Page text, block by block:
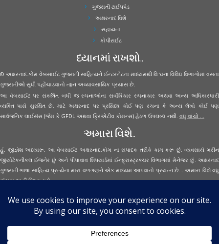
ગુજરાતી ટાઈપપેડ
અક્ષરનાદ વિશે
સહાયતા
કોપીરાઈટ
ધ્યાનમાં રાખશો..
© અક્ષરનાદ.કોમ વેબસાઈટ ગુજરાતી સાહિત્યને ઈન્ટરનેટના માધ્યમથી વિશ્વના વિવિધ વિભાગોમાં વસતા
ગુજરાતીઓ સુધી પહોંચાડવાનો તદ્દન અવ્યાવસાયિક પ્રયાસ છે.
આ વેબસાઈટ પર સંકલિત બધી જ રચનાઓના સર્વાધિકાર રચનાકાર અથવા અન્ય અધિકારધારી
વ્યક્તિ પાસે સુરક્ષિત છે. માટે અક્ષરનાદ પર પ્રસિધ્ધ કોઈ પણ રચના કે અન્ય લેખો કોઈ પણ
સાર્વજનિક લાઈસંસ (જેમ કે GFDL અથવા ક્રિએટીવ કોમન્સ) હેઠળ ઉપલબ્ધ નથી. વધુ વાંચો ...
અમારા વિશે..
હું, જીજ્ઞેશ અધ્યારૂ, આ વેબસાઈટ અક્ષરનાદ.કોમ ના સંપાદક તરીકે કામ કરૂં છું. વ્યવસાયે મરીન
જીયોટેકનીકલ ઈજનેર છું અને પીપાવાવ શિપયાર્ડમાં ઈન્ફ્રાસ્ટ્રક્ચર વિભાગમાં મેનેજર છું. અક્ષરનાદ
ગુજરાતી ભાષા સાહિત્ય પ્રત્યેના મારા વળગણને એક માધ્યમ આપવાનો પ્રયત્ન છે... અમારા વિશે વધુ
વાંચવાઅહીં ક્લિક કરો...
Secured Site Assurance